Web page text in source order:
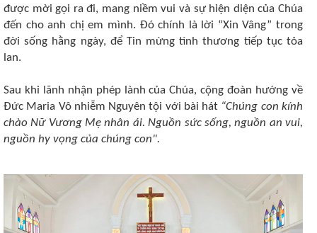
được mời gọi ra đi, mang niềm vui và sự hiện diện của Chúa
đến cho anh chị em mình. Đó chính là lời “Xin Vâng” trong
đời sống hằng ngày, để Tin mừng tình thương tiếp tục tỏa
lan.
Sau khi lãnh nhận phép lành của Chúa, cộng đoàn hướng về
Đức Maria Vô nhiễm Nguyên tội với bài hát “Chúng con kính
chào Nữ Vương Mẹ nhân ái. Nguồn sức sống, nguồn an vui,
nguồn hy vọng của chúng con".